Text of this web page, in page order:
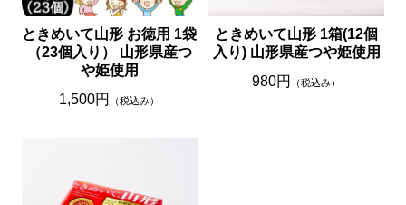
ときめいて山形 お徳用 1袋
（23個入り） 山形県産つ
や姫使用
1,500円
（税込み）
ときめいて山形 1箱(12個
入り) 山形県産つや姫使用
980円
（税込み）